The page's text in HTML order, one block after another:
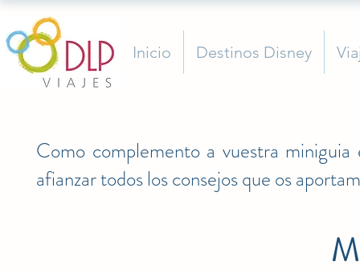
Inicio Destinos Disney
Como complemento a vuestra
afianzar todos los consejos que os